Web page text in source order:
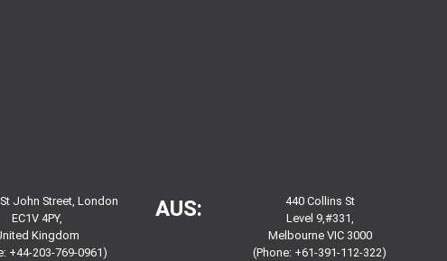
John Street, London
EC1V 4PY,
Kingdom
+44-203-769-0961)
AUS:
440 Collins St
Level 9,#331,
Melbourne VIC 3000
(Phone: +61-391-112-322)